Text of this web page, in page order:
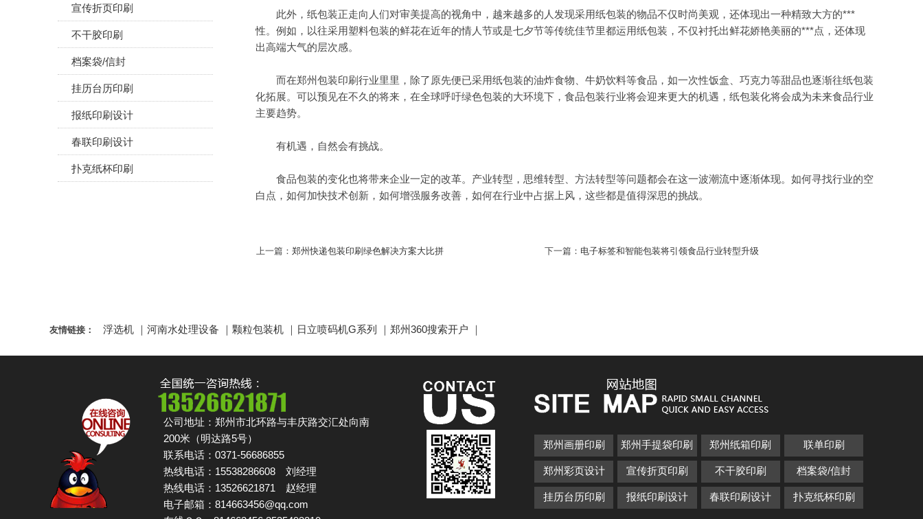
此外，纸包装正走向人们对审美提高的视角中，越来越多的人发现采用纸包装的物品不仅时尚美观，还体现出一种精致大方的***
性。例如，以往采用塑料包装的鲜花在近年的情人节或是七夕节等传统佳节里都运用纸包装，不仅衬托出鲜花娇艳美丽的***点，还体现
出高端大气的层次感。
而在郑州包装印刷行业里里，除了原先便已采用纸包装的油炸食物、牛奶饮料等食品，如一次性饭盒、巧克力等甜品也逐渐往纸包装
化拓展。可以预见在不久的将来，在全球呼吁绿色包装的大环境下，食品包装行业将会迎来更大的机遇，纸包装化将会成为未来食品行业
主要趋势。
有机遇，自然会有挑战。
食品包装的变化也将带来企业一定的改革。产业转型，思维转型、方法转型等问题都会在这一波潮流中逐渐体现。如何寻找行业的空
白点，如何加快技术创新，如何增强服务改善，如何在行业中占据上风，这些都是值得深思的挑战。
上一篇： 郑州快递包装印刷绿色解决方案大比拼 下一篇： 电子标签和智能包装将引领食品行业转型升级
宣传折页印刷
不干胶印刷
档案袋/信封
挂历台历印刷
报纸印刷设计
春联印刷设计
扑克纸杯印刷
友情链接： 浮选机 ｜ 河南水处理设备 ｜ 颗粒包装机 ｜ 日立喷码机G系列 ｜ 郑州360搜索开户 ｜
公司地址：郑州市北环路与丰庆路交汇处向南
200米（明达路5号）
联系电话：0371-56686855
热线电话：15538286608 刘经理
热线电话：13526621871 赵经理
电子邮箱：814663456@qq.com
郑州画册印刷 郑州手提袋印刷 郑州纸箱印刷 联单印刷
郑州彩页设计 宣传折页印刷 不干胶印刷 档案袋/信封
挂历台历印刷 报纸印刷设计 春联印刷设计 扑克纸杯印刷